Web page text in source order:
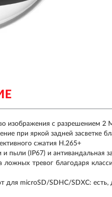
изображения с разрешением 2
при яркой задней засветке
сжатия H.265+
и пыли (IP67) и антивандальная
тревог благодаря
для microSD/SDHC/SDXC: есть,